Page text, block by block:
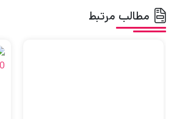
مطالب مرتبط